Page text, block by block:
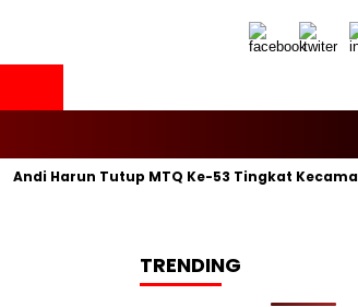
Andi Harun Tutup MTQ Ke-53 Tingkat
TRENDING